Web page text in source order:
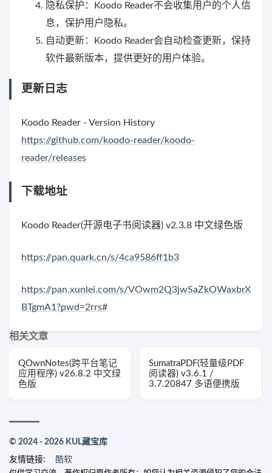
隐私保护：Koodo Reader不会收集用户的个人信
息，保护用户隐私。
自动更新：Koodo Reader会自动检查更新，保持
软件最新版本，提供更好的用户体验。
更新日志
Koodo Reader - Version History
https://github.com/koodo-reader/koodo-
reader/releases
下载地址
Koodo Reader(开源电子书阅读器) v2.3.8 中文绿色版
https://pan.quark.cn/s/4ca9586ff1b3
https://pan.xunlei.com/s/VOwm2Q3jwSaZkOWaxbrX
BTgmA1?pwd=2rrs#
相关文章
QOwnNotes(跨平台笔记
应用程序) v26.8.2 中文绿
色版
SumatraPDF(轻量级PDF
阅读器) v3.6.1 /
3.7.20847 多语便携版
© 2024 - 2026 KUL藏宝库
友情链接: 酷软